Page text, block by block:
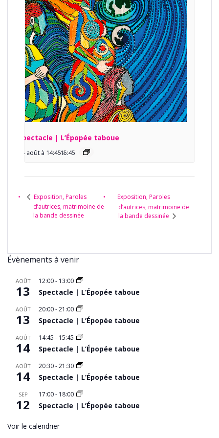
Spectacle | L’Épopée taboue
14 août à 14:45 -
15:45
Exposition, Paroles
d’autrices, matrimoine de
la bande dessinée
Exposition, Paroles
d’autrices, matrimoine de
la bande dessinée
Évènements à venir
AOÛT
13
12:00- 13:00
Spectacle | L’Épopée taboue
AOÛT
13
20:00-21:00
Spectacle | L’Épopée taboue
AOÛT
14
14:45 - 15:45
Spectacle | L’Épopée taboue
AOÛT
14
20:30-21:30
Spectacle | L’Épopée taboue
SEP
12
17:00- 18:00
Spectacle | L’Épopée taboue
Voir le calendrier